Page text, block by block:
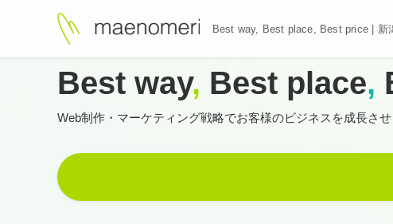
Best way, Best place, Best price | 新
Best way, Best place,
Web制作・マーケティング戦略でお客様のビジネスを成長させ